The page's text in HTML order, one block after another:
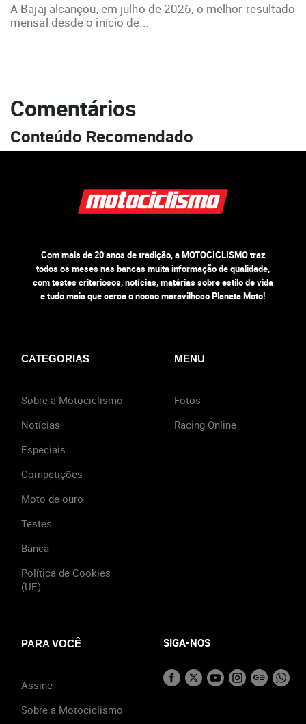
A Bajaj alcançou, em julho de 2026, o melhor resultado
mensal desde o início de...
Comentários
Conteúdo Recomendado
Com mais de 20 anos de tradição, a MOTOCICLISMO traz
todos os meses nas bancas muita informação de qualidade,
com testes criteriosos, notícias, matérias sobre estilo de vida
e tudo mais que cerca o nosso maravilhoso Planeta Moto!
CATEGORIAS
Sobre a Motociclismo
Notícias
Especiais
Competições
Moto de ouro
Testes
Banca
Política de Cookies
(UE)
MENU
Fotos
Racing Online
PARA VOCÊ
Assine
Sobre a Motociclismo
SIGA-NOS